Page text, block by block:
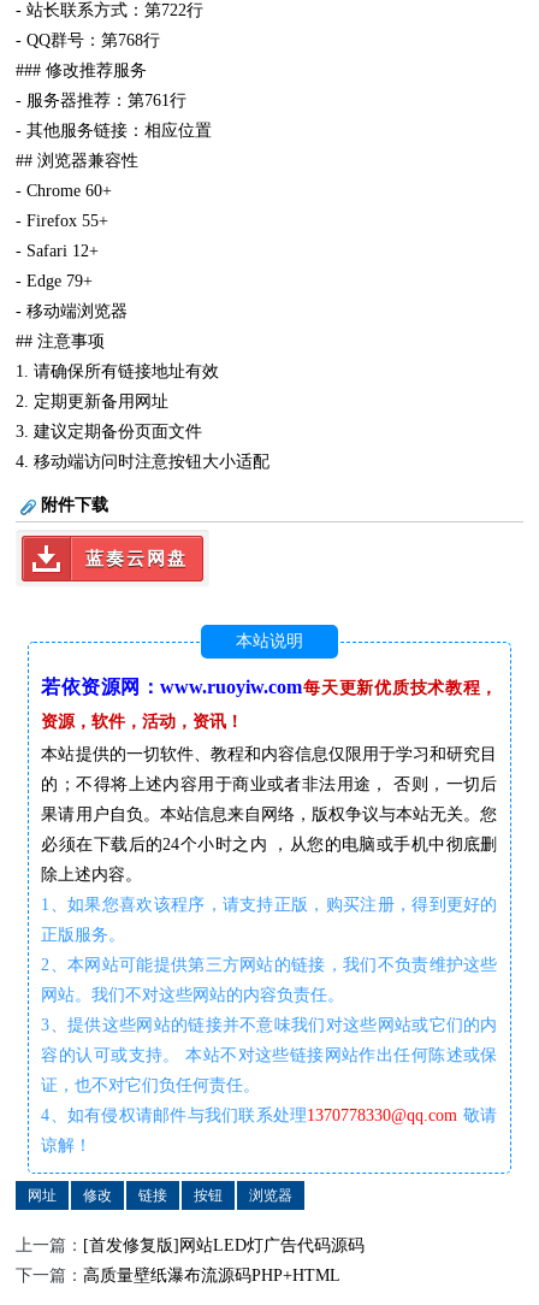
- 站长联系方式：第722行
- QQ群号：第768行
### 修改推荐服务
- 服务器推荐：第761行
- 其他服务链接：相应位置
## 浏览器兼容性
- Chrome 60+
- Firefox 55+
- Safari 12+
- Edge 79+
- 移动端浏览器
## 注意事项
1. 请确保所有链接地址有效
2. 定期更新备用网址
3. 建议定期备份页面文件
4. 移动端访问时注意按钮大小适配
附件下载
蓝奏云网盘
本站说明
若依资源网：www.ruoyiw.com每天更新优质技术教程，
资源，软件，活动，资讯！
本站提供的一切软件、教程和内容信息仅限用于学习和研究目
的；不得将上述内容用于商业或者非法用途， 否则，一切后
果请用户自负。本站信息来自网络，版权争议与本站无关。您
必须在下载后的24个小时之内 ，从您的电脑或手机中彻底删
除上述内容。
1、如果您喜欢该程序，请支持正版，购买注册，得到更好的
正版服务。
2、本网站可能提供第三方网站的链接，我们不负责维护这些
网站。我们不对这些网站的内容负责任。
3、提供这些网站的链接并不意味我们对这些网站或它们的内
容的认可或支持。 本站不对这些链接网站作出任何陈述或保
证，也不对它们负任何责任。
4、如有侵权请邮件与我们联系处理1370778330@qq.com 敬请
谅解！
网址 修改 链接 按钮 浏览器
上一篇： [首发修复版]网站LED灯广告代码源码
下一篇：高质量壁纸瀑布流源码PHP+HTML